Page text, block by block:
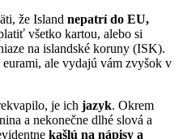
že Island nepatrí do EU,
všetko kartou, alebo si
na islandské koruny (ISK).
ale vydajú vám zvyšok v
je ich jazyk. Okrem
a nekonečne dlhé slová a
kašlú na nápisy a